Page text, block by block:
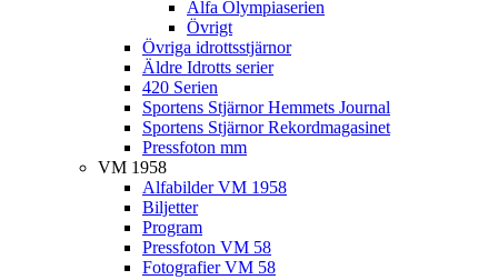
Alfa Olympiaserien
Övrigt
Övriga idrottsstjärnor
Äldre Idrotts serier
420 Serien
Sportens Stjärnor Hemmets Journal
Sportens Stjärnor Rekordmagasinet
Pressfoton mm
VM 1958
Alfabilder VM 1958
Biljetter
Program
Pressfoton VM 58
Fotografier VM 58